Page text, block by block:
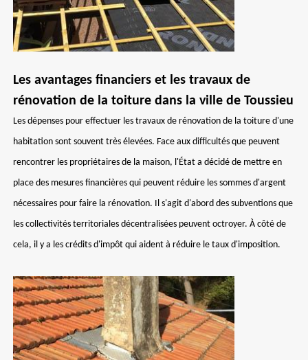
Les avantages financiers et les travaux de
rénovation de la toiture dans la ville de Toussieu
Les dépenses pour effectuer les travaux de rénovation de la toiture d'une
habitation sont souvent très élevées. Face aux difficultés que peuvent
rencontrer les propriétaires de la maison, l'État a décidé de mettre en
place des mesures financières qui peuvent réduire les sommes d'argent
nécessaires pour faire la rénovation. Il s'agit d'abord des subventions que
les collectivités territoriales décentralisées peuvent octroyer. À côté de
cela, il y a les crédits d'impôt qui aident à réduire le taux d'imposition.